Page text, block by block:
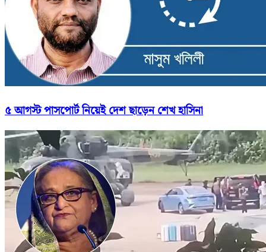
৫ আগস্ট পাসপোর্ট নিয়েই দেশ ছাড়েন শেখ হাসিনা